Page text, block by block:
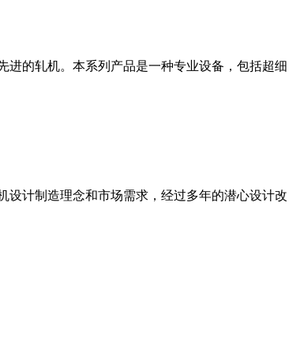
进的轧机。本系列产品是一种专业设备，包括超细
设计制造理念和市场需求，经过多年的潜心设计改